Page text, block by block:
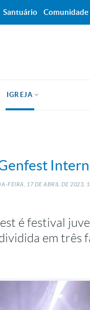
IGREJA
FEIRA, 17DEABRIL DE2023,
é festival
em três
Santuário Comunidade